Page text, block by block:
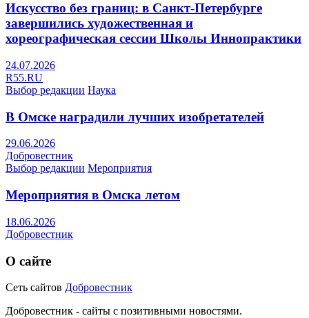
Искусство без границ: в Санкт-Петербурге
завершились художественная и
хореографическая сессии Школы Иннопрактики
24.07.2026
R55.RU
Выбор редакции Наука
В Омске наградили лучших изобретателей
29.06.2026
Добровестник
Выбор редакции Мероприятия
Мероприятия в Омска летом
18.06.2026
Добровестник
О сайте
Сеть сайтов Добровестник
Добровестник - сайты с позитивными новостями.